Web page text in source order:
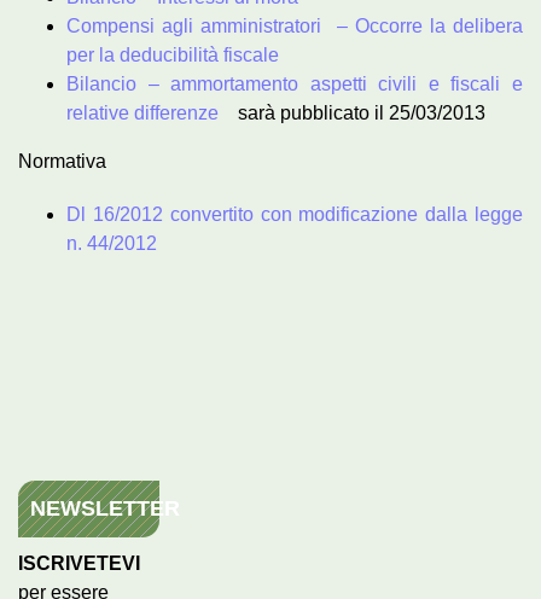
Compensi agli amministratori – Occorre la delibera
per la deducibilità fiscale
Bilancio – ammortamento aspetti civili e fiscali e
relative differenze sarà pubblicato il 25/03/2013
Normativa
Dl 16/2012 convertito con modificazione dalla legge
n. 44/2012
NEWSLETTER
ISCRIVETEVI
per essere